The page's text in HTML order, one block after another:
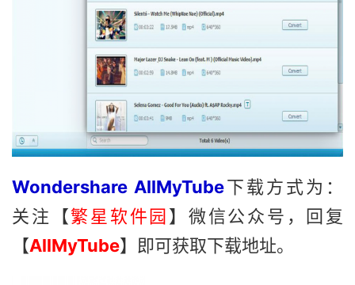
Wondershare AllMyTube下载方式为：
关注【繁星软件园】微信公众号，回复
【AllMyTube】即可获取下载地址。